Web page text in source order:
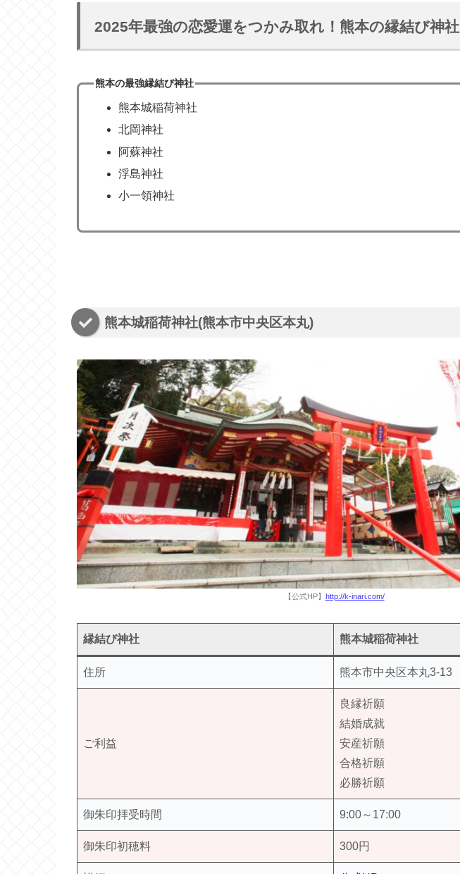
2025年最強の恋愛運をつかみ取れ！熊本の縁結び神社
熊本の最強縁結び神社
熊本城稲荷神社
北岡神社
阿蘇神社
浮島神社
小一領神社
熊本城稲荷神社(熊本市中央区本丸)
【公式HP】 http://k-inari.com/
縁結び神社 熊本城稲荷神社
住所 熊本市中央区本丸3-13
ご利益
良縁祈願
結婚成就
安産祈願
合格祈願
必勝祈願
御朱印拝受時間 9:00～17:00
御朱印初穂料 300円